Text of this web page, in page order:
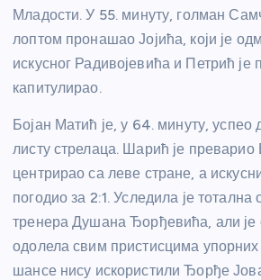
Младости. У 55. минуту, голман
лоптом пронашао Јојића, који је
искусног Радивојевића и Петрић је
капитулирао.
Бојан Матић је, у 64. минуту, успео
листу стрелаца. Шарић је преварио
центрирао са леве стране, а
погодио за 2:1. Уследила је
тренера Душана Ђорђевића, али
одолела свим пристисцима упорних
шансе нису искористили Ђорђе